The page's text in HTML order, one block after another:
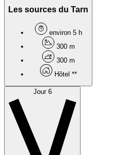
Les sources du Tarn
environ 5 h
300 m
300 m
Hôtel **
Jour 6